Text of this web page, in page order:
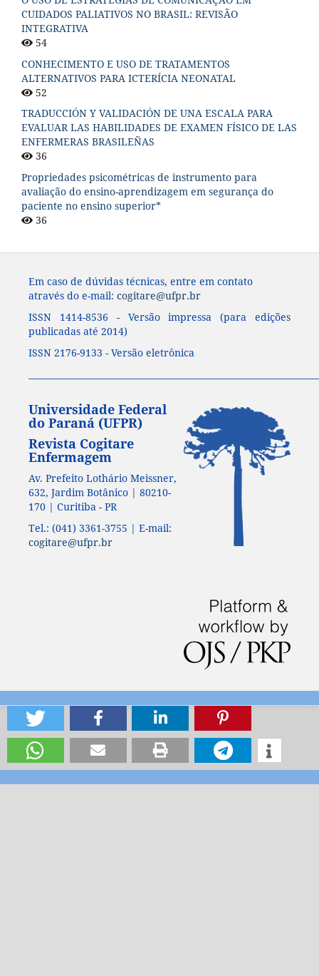
CUIDADOS PALIATIVOS NO BRASIL: REVISÃO
INTEGRATIVA
54
CONHECIMENTO E USO DE TRATAMENTOS
ALTERNATIVOS PARA ICTERÍCIA NEONATAL
52
TRADUCCIÓN Y VALIDACIÓN DE UNA ESCALA PARA
EVALUAR LAS HABILIDADES DE EXAMEN FÍSICO DE LAS
ENFERMERAS BRASILEÑAS
36
Propriedades psicométricas de instrumento para
avaliação do ensino-aprendizagem em segurança do
paciente no ensino superior*
36
Em caso de dúvidas técnicas, entre em contato
através do e-mail: cogitare@ufpr.br
ISSN 1414-8536 - Versão impressa (para edições
publicadas até 2014)
ISSN 2176-9133 - Versão eletrônica
Universidade Federal
do Paraná (UFPR)
Revista Cogitare
Enfermagem
Av. Prefeito Lothário Meissner,
632, Jardim Botânico | 80210-
170 | Curitiba - PR
Tel.: (041) 3361-3755 | E-mail:
cogitare@ufpr.br